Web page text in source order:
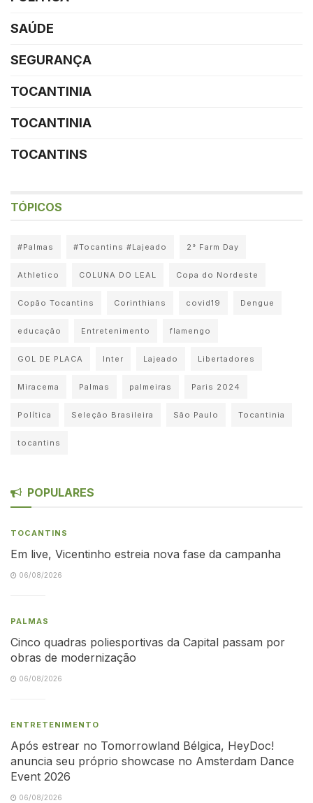
SAÚDE
SEGURANÇA
TOCANTINIA
TOCANTINIA
TOCANTINS
TÓPICOS
#Palmas #Tocantins #Lajeado 2° Farm Day
Athletico COLUNA DO LEAL Copa do Nordeste
Copão Tocantins Corinthians covid19 Dengue
educação Entretenimento flamengo
GOL DE PLACA Inter Lajeado Libertadores
Miracema Palmas palmeiras Paris 2024
Política Seleção Brasileira São Paulo Tocantinia
tocantins
POPULARES
TOCANTINS
Em live, Vicentinho estreia nova fase da campanha
06/08/2026
PALMAS
Cinco quadras poliesportivas da Capital passam por
obras de modernização
06/08/2026
ENTRETENIMENTO
Após estrear no Tomorrowland Bélgica, HeyDoc!
anuncia seu próprio showcase no Amsterdam Dance
Event 2026
06/08/2026